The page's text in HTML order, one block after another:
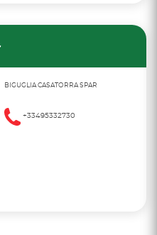
BIGUGLIA CASATORRA SPAR
+33495332730